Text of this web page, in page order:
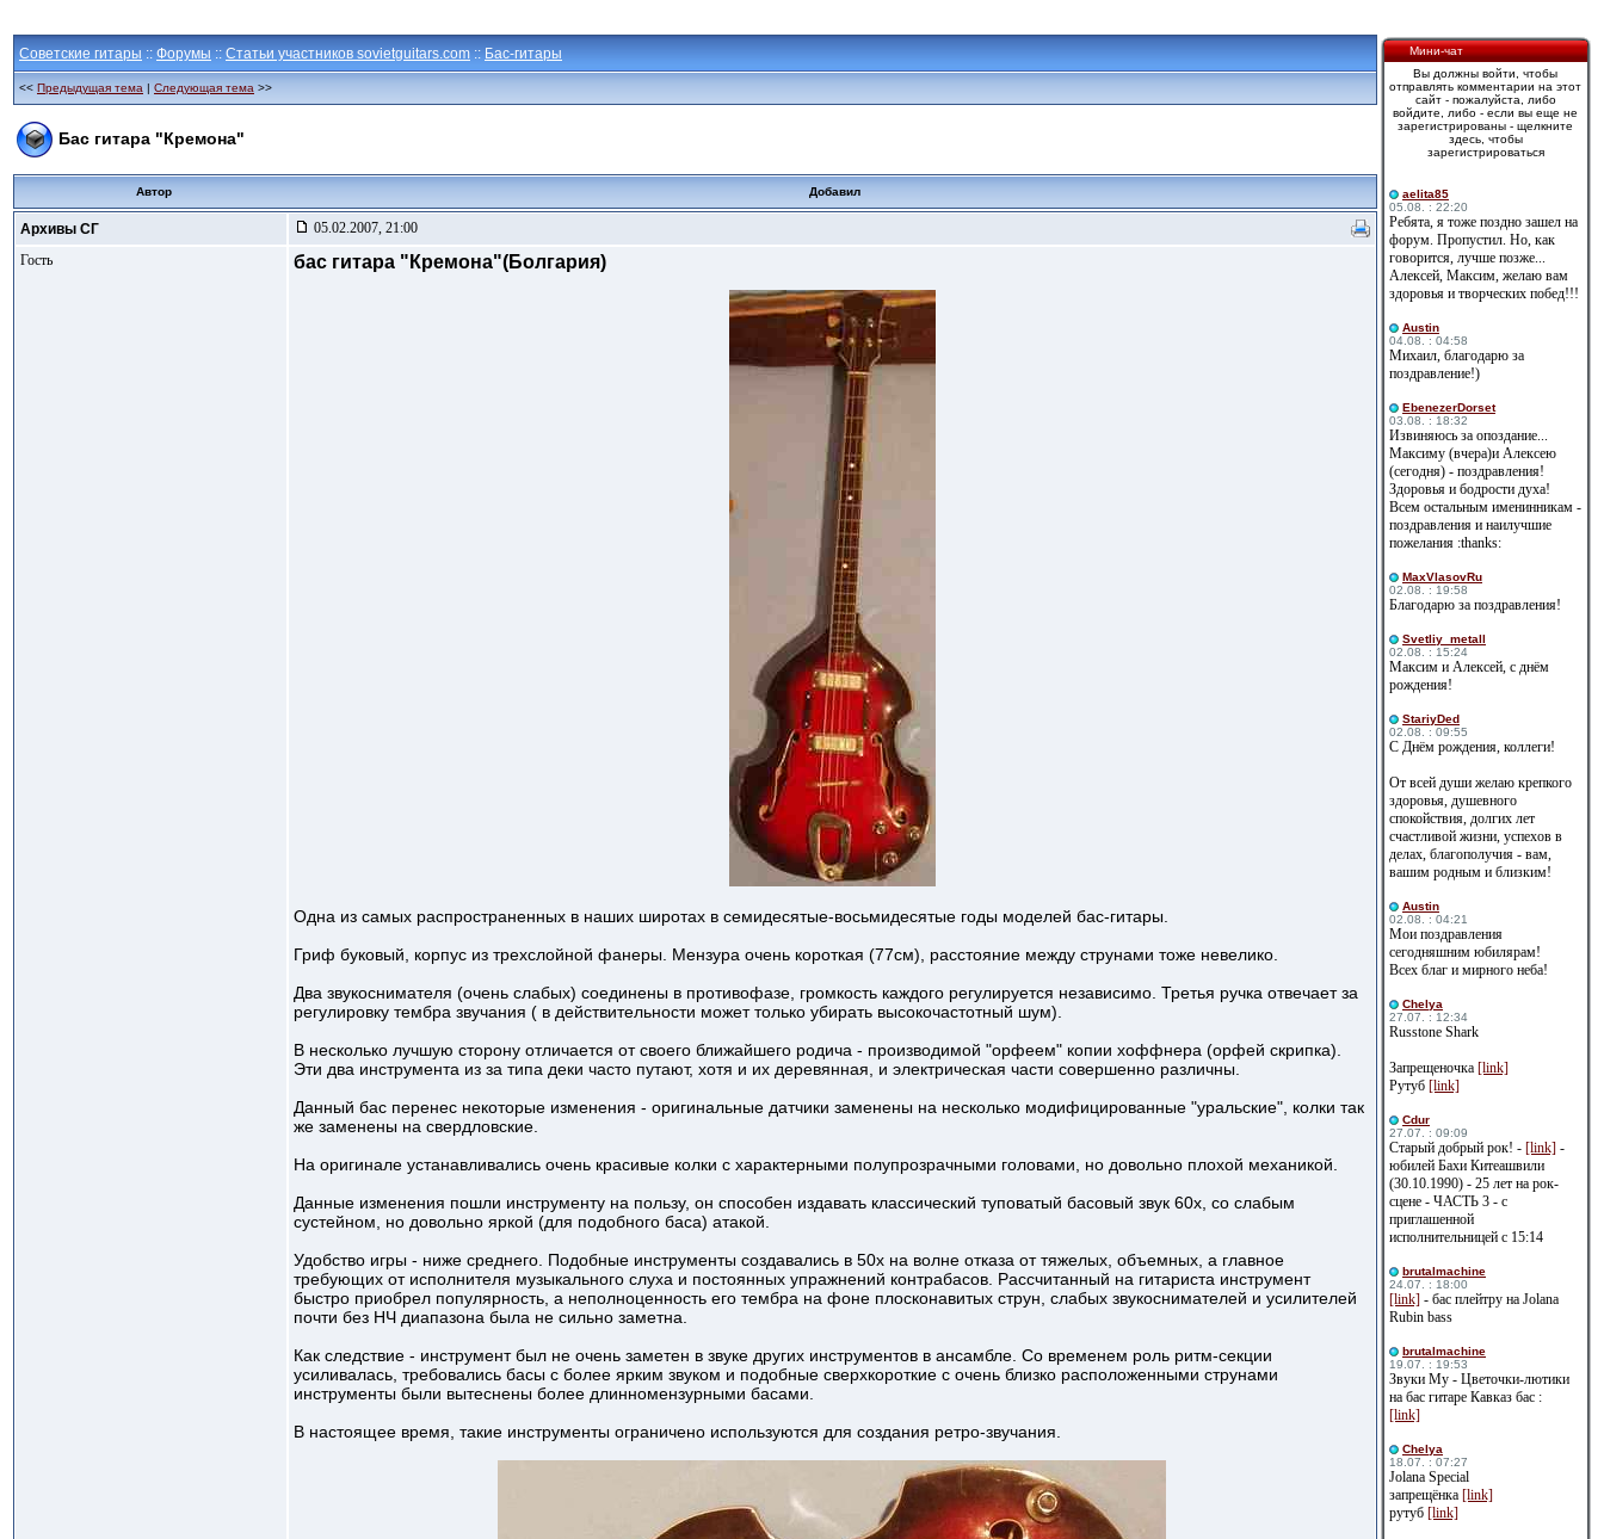
Советские гитары :: Форумы :: Статьи участников sovietguitars.com :: Бас-гитары
<< Предыдущая тема | Следующая тема >>
Бас гитара "Кремона"
Автор Добавил
Архивы СГ
05.02.2007, 21:00
Гость
бас гитара "Кремона"(Болгария)
Одна из самых распространенных в наших широтах в семидесятые-восьмидесятые годы моделей бас-гитары.
Гриф буковый, корпус из трехслойной фанеры. Мензура очень короткая (77см), расстояние между струнами тоже невелико.
Два звукоснимателя (очень слабых) соединены в противофазе, громкость каждого регулируется независимо. Третья ручка отвечает за
регулировку тембра звучания ( в действительности может только убирать высокочастотный шум).
В несколько лучшую сторону отличается от своего ближайшего родича - производимой "орфеем" копии хоффнера (орфей скрипка).
Эти два инструмента из за типа деки часто путают, хотя и их деревянная, и электрическая части совершенно различны.
Данный бас перенес некоторые изменения - оригинальные датчики заменены на несколько модифицированные "уральские", колки так
же заменены на свердловские.
На оригинале устанавливались очень красивые колки с характерными полупрозрачными головами, но довольно плохой механикой.
Данные изменения пошли инструменту на пользу, он способен издавать классический туповатый басовый звук 60х, со слабым
сустейном, но довольно яркой (для подобного баса) атакой.
Удобство игры - ниже среднего. Подобные инструменты создавались в 50х на волне отказа от тяжелых, объемных, а главное
требующих от исполнителя музыкального слуха и постоянных упражнений контрабасов. Рассчитанный на гитариста инструмент
быстро приобрел популярность, а неполноценность его тембра на фоне плосконавитых струн, слабых звукоснимателей и усилителей
почти без НЧ диапазона была не сильно заметна.
Как следствие - инструмент был не очень заметен в звуке других инструментов в ансамбле. Со временем роль ритм-секции
усиливалась, требовались басы с более ярким звуком и подобные сверхкороткие с очень близко расположенными струнами
инструменты были вытеснены более длинномензурными басами.
В настоящее время, такие инструменты ограничено используются для создания ретро-звучания.
Мини-чат
Вы должны войти, чтобы
отправлять комментарии на этот
сайт - пожалуйста, либо
войдите, либо - если вы еще не
зарегистрированы - щелкните
здесь, чтобы
зарегистрироваться
aelita85
05.08. : 22:20
Ребята, я тоже поздно зашел на
форум. Пропустил. Но, как
говорится, лучше позже...
Алексей, Максим, желаю вам
здоровья и творческих побед!!!
Austin
04.08. : 04:58
Михаил, благодарю за
поздравление!)
EbenezerDorset
03.08. : 18:32
Извиняюсь за опоздание...
Максиму (вчера)и Алексею
(сегодня) - поздравления!
Здоровья и бодрости духа!
Всем остальным именинникам -
поздравления и наилучшие
пожелания :thanks:
MaxVlasovRu
02.08. : 19:58
Благодарю за поздравления!
Svetliy_metall
02.08. : 15:24
Максим и Алексей, с днём
рождения!
StariyDed
02.08. : 09:55
С Днём рождения, коллеги!
От всей души желаю крепкого
здоровья, душевного
спокойствия, долгих лет
счастливой жизни, успехов в
делах, благополучия - вам,
вашим родным и близким!
Austin
02.08. : 04:21
Мои поздравления
сегодняшним юбилярам!
Всех благ и мирного неба!
Сhelya
27.07. : 12:34
Russtone Shark
Запрещеночка [link]
Рутуб [link]
Cdur
27.07. : 09:09
Старый добрый рок! - [link] -
юбилей Бахи Китеашвили
(30.10.1990) - 25 лет на рок-
сцене - ЧАСТЬ 3 - с
приглашенной
исполнительницей с 15:14
brutalmachine
24.07. : 18:00
[link] - бас плейтру на Jolana
Rubin bass
brutalmachine
19.07. : 19:53
Звуки Му - Цветочки-лютики
на бас гитаре Кавказ бас :
[link]
Сhelya
18.07. : 07:27
Jolana Special
запрещёнка [link]
рутуб [link]